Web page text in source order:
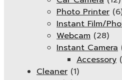
Photo Printer
Instant Film/
Webcam (28)
Instant Camera
Accessory
Cleaner (1)